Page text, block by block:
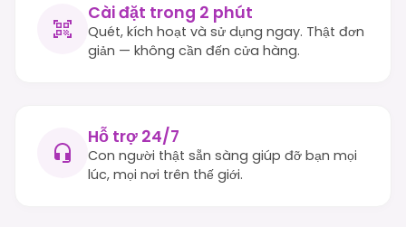
Cài đặt trong 2 phút
Quét, kích hoạt và sử dụng ngay. Thật đơn
giản — không cần đến cửa hàng.
Hỗ trợ 24/7
Con người thật sẵn sàng giúp đỡ bạn mọi
lúc, mọi nơi trên thế giới.